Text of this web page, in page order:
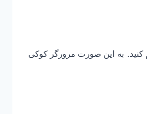
کنید. به این صورت مرورگر کوکی